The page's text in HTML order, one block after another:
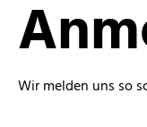
Wir melden uns so